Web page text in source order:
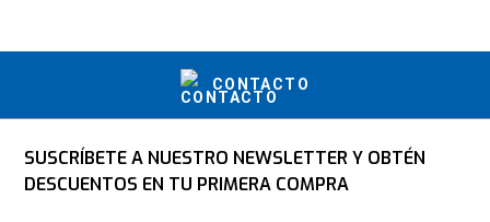
CONTACTO
SUSCRÍBETE A NUESTRO NEWSLETTER Y OBTÉN
DESCUENTOS EN TU PRIMERA COMPRA